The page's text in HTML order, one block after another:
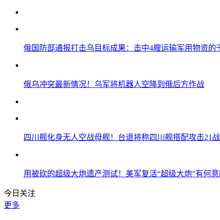
俄国防部通报打击乌目标成果：击中4艘运输军用物资的
俄乌冲突最新情况！乌军将机器人空降到俄后方作战
四川舰化身无人空战母舰！台退将称四川舰搭配攻击21
用被砍的超级大炮遗产测试！美军复活“超级大炮”有何意
今日关注
更多